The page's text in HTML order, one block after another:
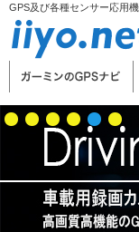
GPS及び各種センサー応用